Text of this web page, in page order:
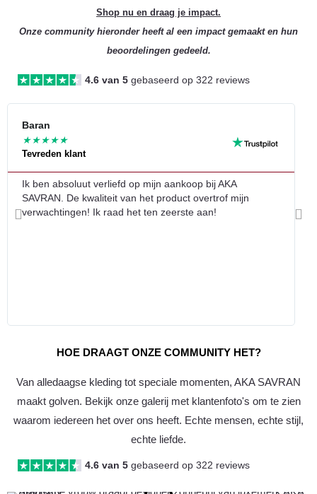
Shop nu en draag je impact.
Onze community hieronder heeft al een impact gemaakt en hun
beoordelingen gedeeld.
4.6 van 5 gebaseerd op 322 reviews
Baran
★★★★★
Tevreden klant
Ik ben absoluut verliefd op mijn aankoop bij AKA
SAVRAN. De kwaliteit van het product overtrof mijn
verwachtingen! Ik raad het ten zeerste aan!
Vorige
HOE DRAAGT ONZE COMMUNITY HET?
Van alledaagse kleding tot speciale momenten, AKA SAVRAN
maakt golven. Bekijk onze galerij met klantenfoto's om te zien
waarom iedereen het over ons heeft. Echte mensen, echte stijl,
echte liefde.
4.6 van 5 gebaseerd op 322 reviews